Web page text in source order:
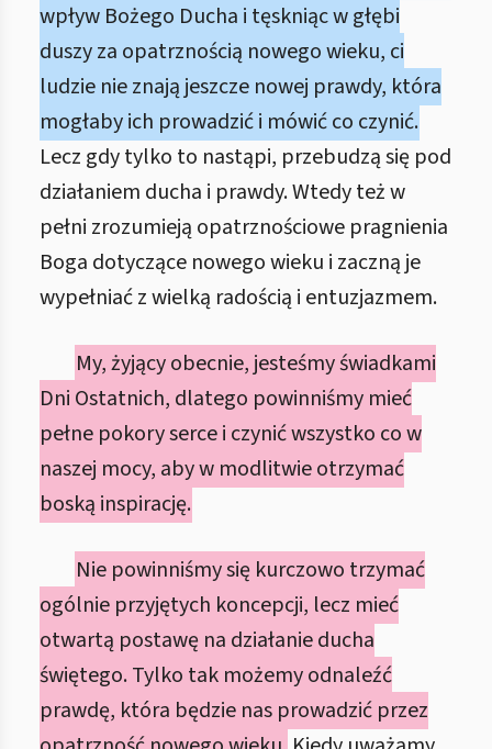
wpływ Bożego Ducha i tęskniąc w głębi
duszy za opatrznością nowego wieku, ci
ludzie nie znają jeszcze nowej prawdy, która
mogłaby ich prowadzić i mówić co czynić.
Lecz gdy tylko to nastąpi, przebudzą się pod
działaniem ducha i prawdy. Wtedy też w
pełni zrozumieją opatrznościowe pragnienia
Boga dotyczące nowego wieku i zaczną je
wypełniać z wielką radością i entuzjazmem.
My, żyjący obecnie, jesteśmy świadkami
Dni Ostatnich, dlatego powinniśmy mieć
pełne pokory serce i czynić wszystko co w
naszej mocy, aby w modlitwie otrzymać
boską inspirację.
Nie powinniśmy się kurczowo trzymać
ogólnie przyjętych koncepcji, lecz mieć
otwartą postawę na działanie ducha
świętego. Tylko tak możemy odnaleźć
prawdę, która będzie nas prowadzić przez